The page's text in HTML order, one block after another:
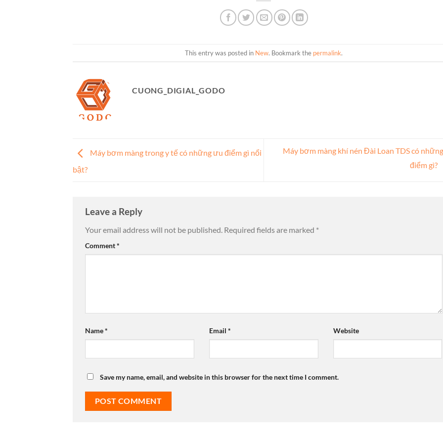
This entry was posted in New. Bookmark the permalink.
CUONG_DIGIAL_GODO
Máy bơm màng trong y tế có những ưu điểm gì nổi
bật?
Máy bơm màng khí nén Đài Loan TDS có
điểm gì?
Leave a Reply
Your email address will not be published. Required fields are marked *
Comment*
Name* Email * Website
Save my name, email, and website in this browser for the next time I comment.